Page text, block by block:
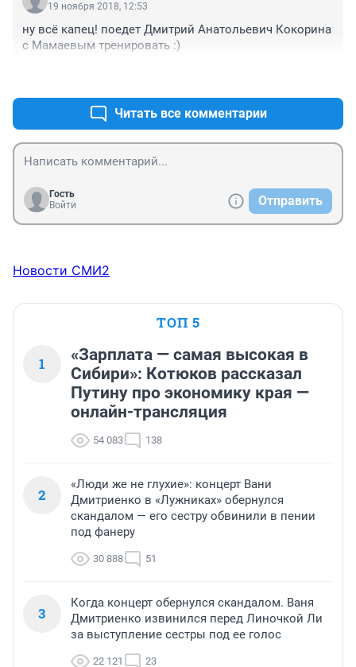
19 ноября 2018, 12:53
ну всё капец! поедет Дмитрий Анатольевич Кокорина
с Мамаевым тренировать :)
Читать все комментарии
Гость
Войти
Отправить
Новости СМИ2
ТОП 5
1
«Зарплата — самая высокая в
Сибири»: Котюков рассказал
Путину про экономику края —
онлайн-трансляция
54 083 138
2
«Люди же не глухие»: концерт Вани
Дмитриенко в «Лужниках» обернулся
скандалом — его сестру обвинили в пении
под фанеру
30 888 51
3
Когда концерт обернулся скандалом. Ваня
Дмитриенко извинился перед Линочкой Ли
за выступление сестры под ее голос
22 121 23